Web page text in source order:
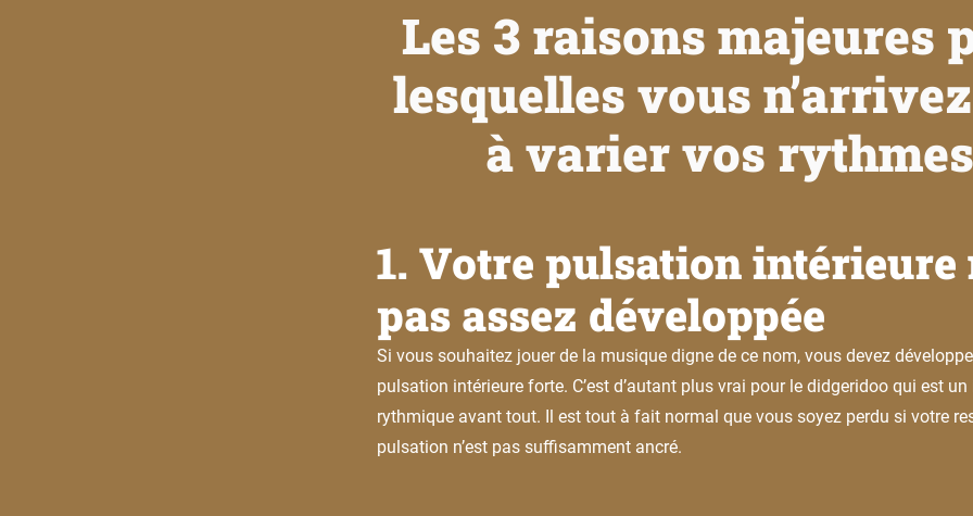
Les 3 raisons majeures
lesquelles vous
à varier vos rythmes
1. Votre pulsation intérieure
pas assez développée
Si vous souhaitez jouer de la musique digne de ce nom, vous devez
pulsation intérieure forte. C’est d’autant plus vrai pour le didgeridoo qui est
rythmique avant tout. Il est tout à fait normal que vous soyez perdu si votre
pulsation n’est pas suffisamment ancré.